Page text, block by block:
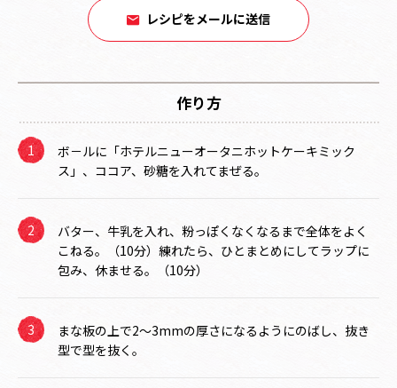
レシピをメールに送信
作り方
ボ－ルに「ホテルニューオータニホットケーキミック
ス」、ココア、砂糖を入れてまぜる。
バター、牛乳を入れ、粉っぽくなくなるまで全体をよく
こねる。（10分）練れたら、ひとまとめにしてラップに
包み、休ませる。（10分）
まな板の上で2～3mmの厚さになるようにのばし、抜き
型で型を抜く。